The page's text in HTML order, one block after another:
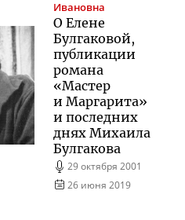
Ивановна
О Елене
Булгаковой,
публикации
романа
«Мастер
и Маргарита»
и последних
днях Михаила
Булгакова
29 октября 2001
26 июня 2019